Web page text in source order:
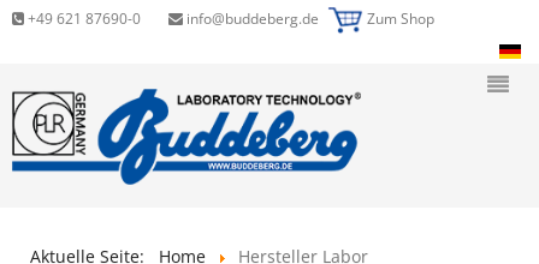
+49 621 87690-0 info@buddeberg.de Zum Shop
Aktuelle Seite: Home Hersteller Labor